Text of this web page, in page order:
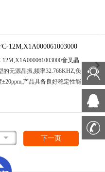
不晓,而千赫兹的压电石英晶
到巅峰,产品应用范围也比较广
品都需要用上KHZ系列晶体,
小型,薄型石英晶体谐振器,特
化要求的市场领域.是对应陶瓷
种性价比出色的产品.
12M,X1A000061003000
12M,X1A000061003000音叉晶
的无源晶振,频率32.768KHZ,负
±20ppm,产品具备良好稳定性能
,十分符合当下市场的应用产
做出了极大的优化空间.
下一页